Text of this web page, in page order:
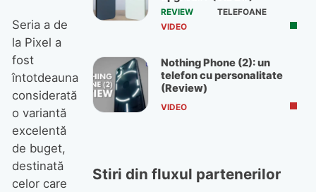
Seria a de
la Pixel a
fost
întotdeauna
considerată
o variantă
excelentă
de buget,
destinată
celor care
REVIEW
TELEFOANE
VIDEO
Nothing Phone (2): un
telefon cu personalitate
(Review)
VIDEO
Stiri din fluxul partenerilor